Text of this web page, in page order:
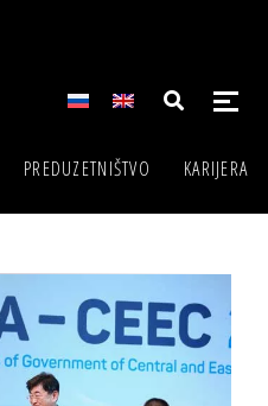
PREDUZETNIŠTVO KARIJERA